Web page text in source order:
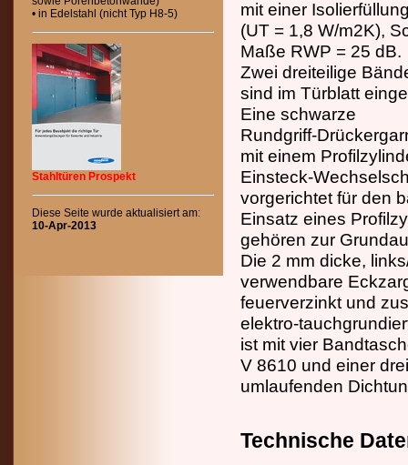
• in Edelstahl (nicht Typ H8-5)
Stahltüren Prospekt
Diese Seite wurde aktualisiert am:
10-Apr-2013
mit einer
(UT = 1,8 W/m2K),
Maße RWP = 25 dB.
Zwei dreiteilige
sind im Türblatt
Eine schwarze
Rundgriff-
mit einem
Einsteck-
vorgerichtet für den
Einsatz eines
gehören zur
Die 2 mm dicke,
verwendbare
feuerverzinkt und
elektro-
ist mit vier
V 8610 und einer
umlaufenden
Technische